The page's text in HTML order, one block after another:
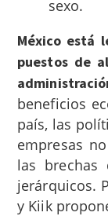
sexo.
México está
puestos de
beneficios
país, las
empresas
las brechas
jerárquicos.
y Kiik